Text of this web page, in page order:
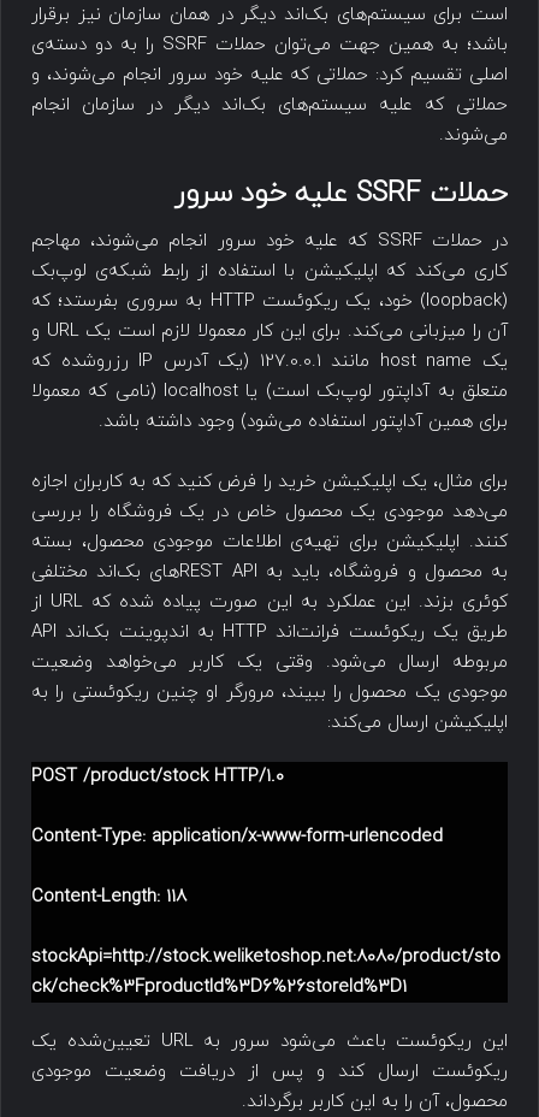
است برای سیستم‌های بک‌اند دیگر در همان سازمان نیز برقرار
باشد؛ به همین جهت می‌توان حملات SSRF را به دو دسته‌ی
اصلی تقسیم کرد: حملاتی که علیه خود سرور انجام می‌شوند، و
حملاتی که علیه سیستم‌های بک‌اند دیگر در سازمان انجام
می‌شوند.
حملات SSRF علیه خود سرور
در حملات SSRF که علیه خود سرور انجام می‌شوند، مهاجم
کاری می‌کند که اپلیکیشن با استفاده از رابط شبکه‌ی لوپ‌بک
(loopback) خود، یک ریکوئست HTTP به سروری بفرستد؛ که
آن را میزبانی می‌کند. برای این کار معمولا لازم است یک URL و
یک host name مانند 127.0.0.1 (یک آدرس IP رزروشده که
متعلق به آداپتور لوپ‌بک است) یا localhost (نامی که معمولا
برای همین آداپتور استفاده می‌شود) وجود داشته باشد.
برای مثال، یک اپلیکیشن خرید را فرض کنید که به کاربران اجازه
می‌دهد موجودی یک محصول خاص در یک فروشگاه را بررسی
کنند. اپلیکیشن برای تهیه‌ی اطلاعات موجودی محصول، بسته
به محصول و فروشگاه، باید به REST APIهای بک‌اند مختلفی
کوئری بزند. این عملکرد به این صورت پیاده شده که URL از
طریق یک ریکوئست فرانت‌اند HTTP به اندپوینت بک‌اند API
مربوطه ارسال می‌شود. وقتی یک کاربر می‌خواهد وضعیت
موجودی یک محصول را ببیند، مرورگر او چنین ریکوئستی را به
اپلیکیشن ارسال می‌کند:
POST /product/stock HTTP/1.0
Content-Type: application/x-www-form-urlencoded
Content-Length: 118
stockApi=http://stock.weliketoshop.net:8080/product/sto
ck/check%3FproductId%3D6%26storeId%3D1
این ریکوئست باعث می‌شود سرور به URL تعیین‌شده یک
ریکوئست ارسال کند و پس از دریافت وضعیت موجودی
محصول، آن را به این کاربر برگرداند.